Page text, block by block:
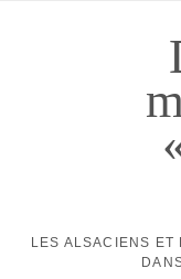
LES ALSACIENS ET